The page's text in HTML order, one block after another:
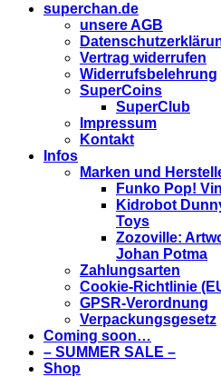
superchan.de
unsere AGB
Vertrag widerrufen
Widerrufsbelehrung
SuperCoins
SuperClub
Impressum
Kontakt
Infos
Marken und
Funko Pop!
Kidrobot
Toys
Zozoville:
Johan Potma
Zahlungsarten
Cookie-Richtlinie
GPSR-Verordnung
Verpackungsgesetz
Coming soon…
– SUMMER SALE –
Shop